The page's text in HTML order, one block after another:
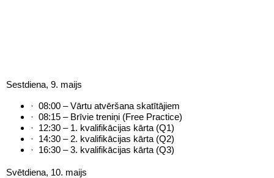
Sestdiena, 9. maijs
· 08:00 – Vārtu atvēršana skatītājiem
· 08:15 – Brīvie treniņi (Free Practice)
· 12:30 – 1. kvalifikācijas kārta (Q1)
· 14:30 – 2. kvalifikācijas kārta (Q2)
· 16:30 – 3. kvalifikācijas kārta (Q3)
Svētdiena, 10. maijs